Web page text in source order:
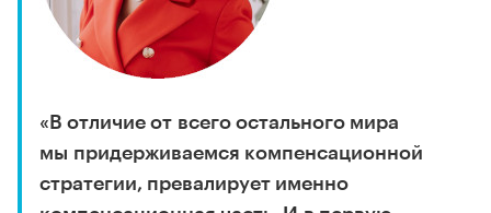
«В отличие от всего остального мира
мы придерживаемся компенсационной
стратегии, превалирует именно